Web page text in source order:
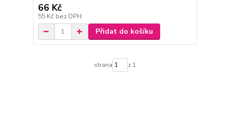
66 Kč
55 Kč bez DPH
Přidat do košíku
strana z 1